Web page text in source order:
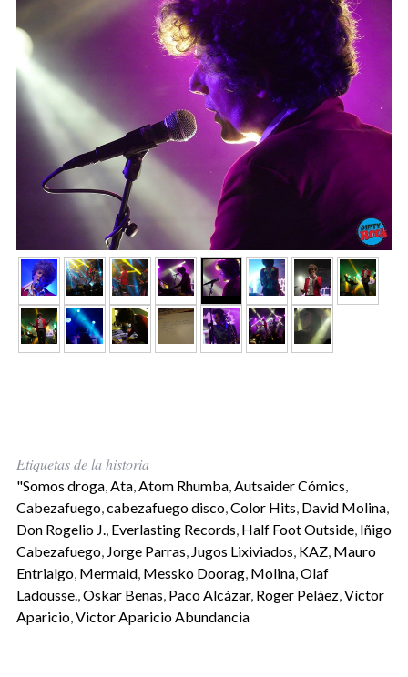
Etiquetas de la historia
"Somos droga,Ata,Atom Rhumba,Autsaider Cómics,
Cabezafuego,cabezafuego disco,Color Hits, David Molina,
Don Rogelio J., Everlasting Records, Half Foot Outside, Iñigo
Cabezafuego, Jorge Parras, Jugos Lixiviados, KAZ, Mauro
Entrialgo, Mermaid, Messko Doorag, Molina,Olaf
Ladousse.,Oskar Benas, Paco Alcázar, Roger Peláez,Víctor
Aparicio,Victor Aparicio Abundancia